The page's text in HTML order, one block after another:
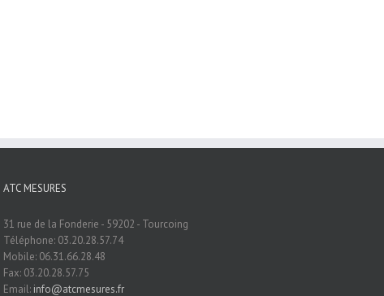
ATC MESURES
31 rue de la Fonderie - 59202 - Tourcoing
Téléphone: 03.20.28.57.74
Mobile: 06.31.66.28.48
Fax: 03.20.28.57.75
Email: info@atcmesures.fr